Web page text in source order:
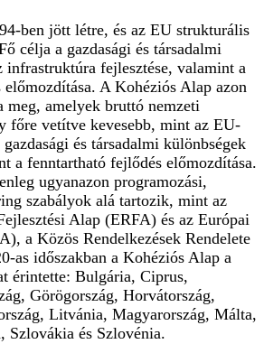
ben jött létre, és az EU strukturális
célja a gazdasági és társadalmi
infrastruktúra fejlesztése, valamint a
A Kohéziós Alap azon
meg, amelyek bruttó nemzeti
főre vetítve kevesebb, mint az EU-
és társadalmi különbségek
a fenntartható fejlődés előmozdítása.
ugyanazon programozási,
szabályok alá tartozik, mint az
Alap (ERFA) és az Európai
a Közös Rendelkezések Rendelete
as időszakban a Kohéziós Alap a
érintette: Bulgária, Ciprus,
Görögország, Horvátország,
Litvánia, Magyarország, Málta,
Szlovákia és Szlovénia.